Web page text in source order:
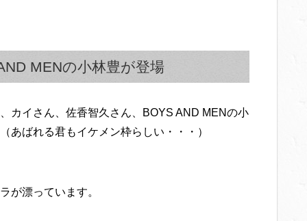
MENの小林豊が登場
カイさん、佐香智久さん、BOYS AND MENの小
あばれる君もイケメン枠らしい・・・）
が漂っています。